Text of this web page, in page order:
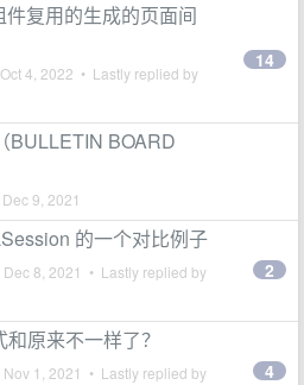
复用的生成的页面间
Oct 4, 2022 • Lastly replied by
14
BULLETIN BOARD
Dec 9, 2021
的一个对比例子
Dec 8, 2021 • Lastly replied by 2
原来不一样了？
Nov 1, 2021 • Lastly replied by 4